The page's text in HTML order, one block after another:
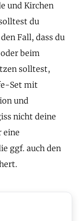
und Kirchen
du
Fall, dass du
beim
solltest,
Set mit
und
nicht deine
eine
ggf. auch den